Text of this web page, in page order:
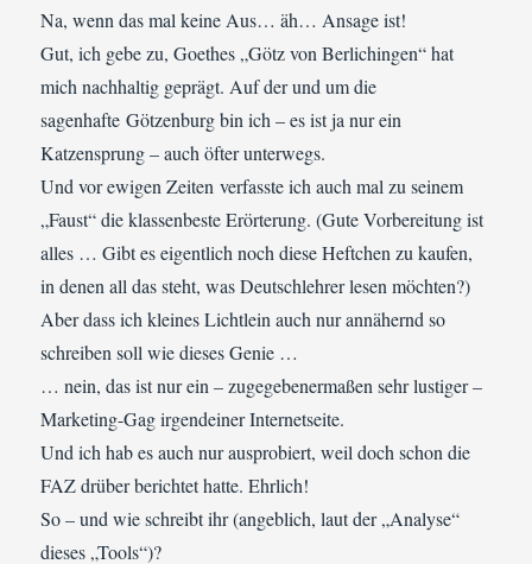
Na, wenn das mal keine Aus… äh… Ansage ist!
Gut, ich gebe zu, Goethes „Götz von Berlichingen“ hat
mich nachhaltig geprägt. Auf der und um die
sagenhafte Götzenburg bin ich – es ist ja nur ein
Katzensprung – auch öfter unterwegs.
Und vor ewigen Zeiten verfasste ich auch mal zu seinem
„Faust“ die klassenbeste Erörterung. (Gute Vorbereitung ist
alles … Gibt es eigentlich noch diese Heftchen zu kaufen,
in denen all das steht, was Deutschlehrer lesen möchten?)
Aber dass ich kleines Lichtlein auch nur annähernd so
schreiben soll wie dieses Genie …
… nein, das ist nur ein – zugegebenermaßen sehr lustiger –
Marketing-Gag irgendeiner Internetseite.
Und ich hab es auch nur ausprobiert, weil doch schon die
FAZ drüber berichtet hatte. Ehrlich!
So – und wie schreibt ihr (angeblich, laut der „Analyse“
dieses „Tools“)?